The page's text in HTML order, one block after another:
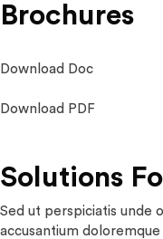
Brochures
Download Doc
Download PDF
Solutions
Sed ut perspiciatis unde
accusantium